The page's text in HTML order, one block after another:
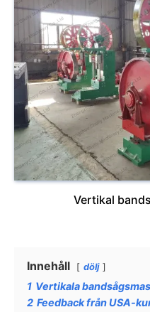
Vertikal
Innehåll dölj
1 Vertikala
2 Feedback från USA-